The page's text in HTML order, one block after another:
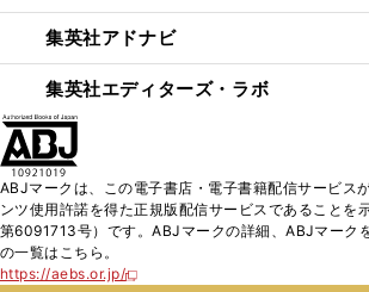
集英社アドナビ
集英社エディターズ・ラボ
ABJマークは、この電子書店・電子書籍配信サービス
ンツ使用許諾を得た正規版配信サービスであることを
第6091713号）です。ABJマークの詳細、ABJマーク
の一覧はこちら。
https://aebs.or.jp/
新